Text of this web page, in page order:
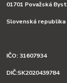
01701 Považská
Slovenská republika
IČO: 31607934
DIČ:SK2020439784